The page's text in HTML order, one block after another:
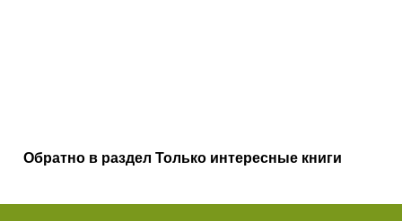
Обратно в раздел Только интересные книги